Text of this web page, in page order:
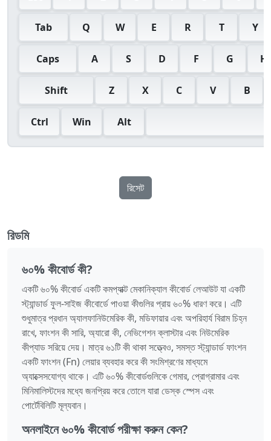
Tab Q W E R T Y
Caps A S D F G H
Shift Z X C V B
Ctrl Win Alt
রিসেট
রিডমি
৬০% কীবোর্ড কী?
একটি ৬০% কীবোর্ড একটি কমপ্যাক্ট মেকানিক্যাল কীবোর্ড লেআউট যা একটি
স্ট্যান্ডার্ড ফুল-সাইজ কীবোর্ডে পাওয়া কীগুলির প্রায় ৬০% ধারণ করে। এটি
শুধুমাত্র প্রধান অ্যালফানিউমেরিক কী, মডিফায়ার এবং অপরিহার্য বিরাম চিহ্ন
রাখে, ফাংশন কী সারি, অ্যারো কী, নেভিগেশন ক্লাস্টার এবং নিউমেরিক
কীপ্যাড সরিয়ে দেয়। মাত্র ৬১টি কী থাকা সত্ত্বেও, সমস্ত স্ট্যান্ডার্ড ফাংশন
একটি ফাংশন (Fn) লেয়ার ব্যবহার করে কী সংমিশ্রণের মাধ্যমে
অ্যাক্সেসযোগ্য থাকে। এটি ৬০% কীবোর্ডগুলিকে গেমার, প্রোগ্রামার এবং
মিনিমালিস্টদের মধ্যে জনপ্রিয় করে তোলে যারা ডেস্ক স্পেস এবং
পোর্টেবিলিটি মূল্যবান।
অনলাইনে ৬০% কীবোর্ড পরীক্ষা করুন কেন?